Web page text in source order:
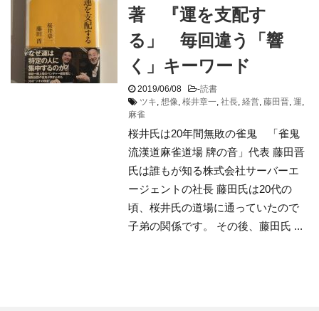
著 『運を支配す
る」 毎回違う「響
く」キーワード
2019/06/08 -読書
ツキ, 想像, 桜井章一, 社長, 経営, 藤田晋, 運,
麻雀
桜井氏は20年間無敗の雀鬼 「雀鬼
流漢道麻雀道場 牌の音」代表 藤田晋
氏は誰もが知る株式会社サーバーエ
ージェントの社長 藤田氏は20代の
頃、桜井氏の道場に通っていたので
子弟の関係です。 その後、藤田氏 ...